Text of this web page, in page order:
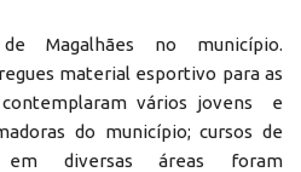
Magalhães no município.
material esportivo para as
contemplaram vários jovens e
do município; cursos de
em diversas áreas foram